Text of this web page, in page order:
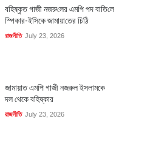
বহিষ্কৃত গাজী নজরু‌লের এম‌পি পদ বা‌তি‌লে
স্পিকার-ইসিকে জামায়া‌তের চি‌ঠি
রাজনীতি July 23, 2026
জামায়াত এমপি গাজী নজরুল ইসলামকে
দল থেকে বহিষ্কার
রাজনীতি July 23, 2026